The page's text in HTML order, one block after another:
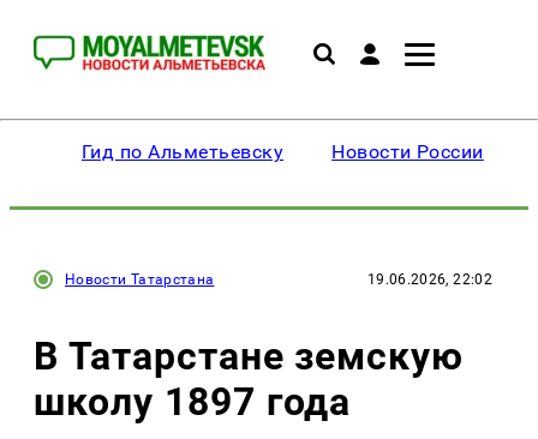
Гид по Альметьевску Новости России
Новости Татарстана 19.06.2026, 22:02
В Татарстане земскую
школу 1897 года